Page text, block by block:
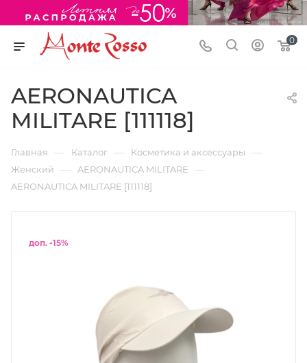
0
AERONAUTICA
MILITARE [111118]
Главная — Каталог — Косметика и аксессуары —
Женский — AERONAUTICA MILITARE —
AERONAUTICA MILITARE [111118]
доп. -15%